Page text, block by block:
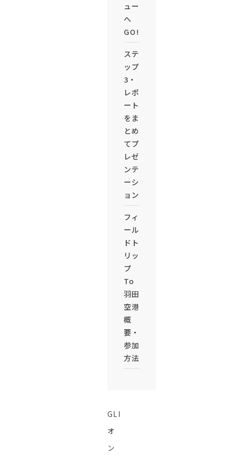
ュー
へ
GO!
ステ
ップ
3・
レポ
ート
をま
とめ
てプ
レゼ
ンテ
ーシ
ョン
フィ
ール
ドト
リッ
プ
To
羽田
空港
概
要・
参加
方法
GLI
オ
ン